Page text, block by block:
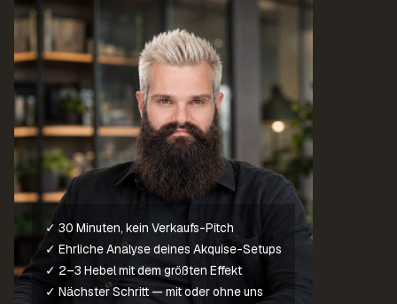
✓ 30 Minuten, kein Verkaufs-Pitch
✓ Ehrliche Analyse deines Akquise-Setups
✓ 2–3 Hebel mit dem größten Effekt
✓ Nächster Schritt — mit oder ohne uns